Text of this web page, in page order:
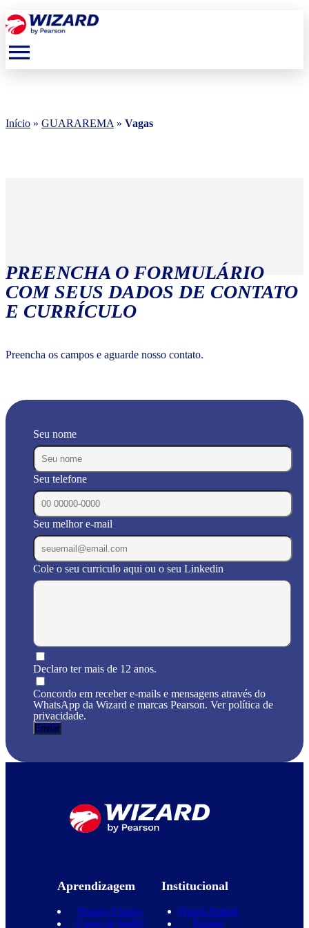
menu
Início » GUARAREMA » Vagas
PREENCHA O FORMULÁRIO
COM SEUS DADOS DE CONTATO
E CURRÍCULO
Preencha os campos e aguarde nosso contato.
Seu nome
Seu telefone
Seu melhor e-mail
Cole o seu curriculo aqui ou o seu Linkedin
Declaro ter mais de 12 anos.
Concordo em receber e-mails e mensagens através do
WhatsApp da Wizard e marcas Pearson. Ver política de
privacidade.
Aprendizagem
Nossos Cursos
Curso de Inglês
Institucional
Quem Somos
Equipe